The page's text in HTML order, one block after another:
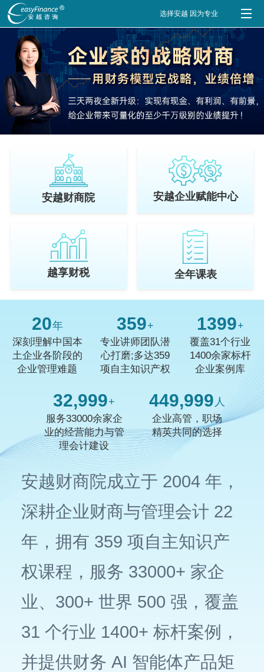
选择安越 因为专业
安越财商院 安越企业赋能中心
越享财税 全年课表
20年
深刻理解中国本
土企业各阶段的
企业管理难题
359+
专业讲师团队潜
心打磨;多达359
项自主知识产权
1400+
覆盖31个行业
1400余家标杆
企业案例库
33,000+
服务33000余家企
业的经营能力与管
理会计建设
450,000 人
企业高管，职场
精英共同的选择
安越财商院成立于 2004 年，
深耕企业财商与管理会计 22
年，拥有 359 项自主知识产
权课程，服务 33000+ 家企
业、300+ 世界 500 强，覆盖
31 个行业 1400+ 标杆案例，
并提供财务 AI 智能体产品矩